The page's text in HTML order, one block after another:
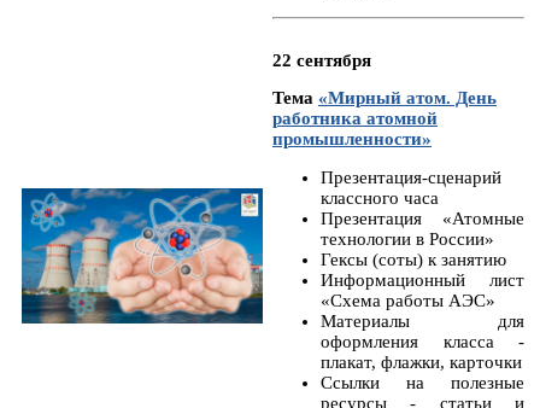
22 сентября
Тема «Мирный атом. День
работника атомной
промышленности»
Презентация-сценарий
классного часа
Презентация «Атомные
технологии в России»
Гексы (соты) к занятию
Информационный лист
«Схема работы АЭС»
Материалы для
оформления класса -
плакат, флажки, карточки
Ссылки на полезные
ресурсы - статьи и